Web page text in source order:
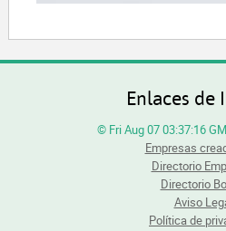
Enlaces de
© Fri Aug 07 03:37:16
Empresas
Directorio
Directorio
Aviso
Política de